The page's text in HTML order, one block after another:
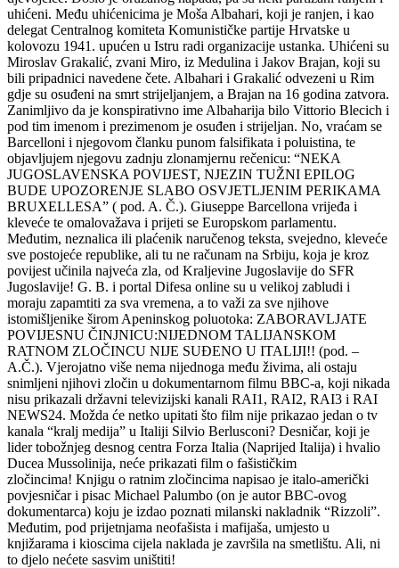
uhićeni. Među uhićenicima je Moša Albahari, koji je ranjen, i kao
delegat Centralnog komiteta Komunističke partije Hrvatske u
kolovozu 1941. upućen u Istru radi organizacije ustanka. Uhićeni su
Miroslav Grakalić, zvani Miro, iz Medulina i Jakov Brajan, koji su
bili pripadnici navedene čete. Albahari i Grakalić odvezeni u Rim
gdje su osuđeni na smrt strijeljanjem, a Brajan na 16 godina zatvora.
Zanimljivo da je konspirativno ime Albaharija bilo Vittorio Blecich i
pod tim imenom i prezimenom je osuđen i strijeljan. No, vraćam se
Barcelloni i njegovom članku punom falsifikata i poluistina, te
objavljujem njegovu zadnju zlonamjernu rečenicu: “NEKA
JUGOSLAVENSKA POVIJEST, NJEZIN TUŽNI EPILOG
BUDE UPOZORENJE SLABO OSVJETLJENIM PERIKAMA
BRUXELLESA” ( pod. A. Č.). Giuseppe Barcellona vrijeđa i
kleveće te omalovažava i prijeti se Europskom parlamentu.
Međutim, neznalica ili plaćenik naručenog teksta, svejedno, kleveće
sve postojeće republike, ali tu ne računam na Srbiju, koja je kroz
povijest učinila najveća zla, od Kraljevine Jugoslavije do SFR
Jugoslavije! G. B. i portal Difesa online su u velikoj zabludi i
moraju zapamtiti za sva vremena, a to važi za sve njihove
istomišljenike širom Apeninskog poluotoka: ZABORAVLJATE
POVIJESNU ČINJNICU:NIJEDNOM TALIJANSKOM
RATNOM ZLOČINCU NIJE SUĐENO U ITALIJI!! (pod. –
A.Č.). Vjerojatno više nema nijednoga među živima, ali ostaju
snimljeni njihovi zločin u dokumentarnom filmu BBC-a, koji nikada
nisu prikazali državni televizijski kanali RAI1, RAI2, RAI3 i RAI
NEWS24. Možda će netko upitati što film nije prikazao jedan o tv
kanala “kralj medija” u Italiji Silvio Berlusconi? Desničar, koji je
lider tobožnjeg desnog centra Forza Italia (Naprijed Italija) i hvalio
Ducea Mussolinija, neće prikazati film o fašističkim
zločincima! Knjigu o ratnim zločincima napisao je italo-američki
povjesničar i pisac Michael Palumbo (on je autor BBC-ovog
dokumentarca) koju je izdao poznati milanski nakladnik “Rizzoli”.
Međutim, pod prijetnjama neofašista i mafijaša, umjesto u
knjižarama i kioscima cijela naklada je završila na smetlištu. Ali, ni
to djelo nećete sasvim uništiti!